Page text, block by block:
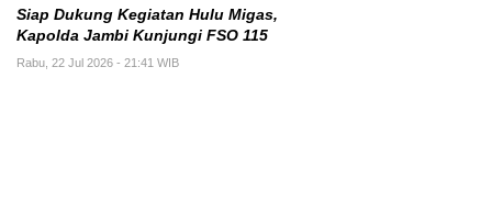
Siap Dukung Kegiatan Hulu Migas,
Kapolda Jambi Kunjungi FSO 115
Rabu, 22 Jul 2026 - 21:41 WIB